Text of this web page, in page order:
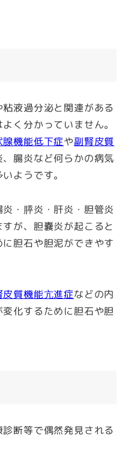
液過分泌と関連がある
く分かっていません。
腺機能低下症や副腎皮質
、腸炎など何らかの病気
ようです。
・膵炎・肝炎・胆管炎
が、胆嚢炎が起こると
胆石や胆泥ができやす
皮質機能亢進症などの内
化するために胆石や胆
断等で偶然発見される